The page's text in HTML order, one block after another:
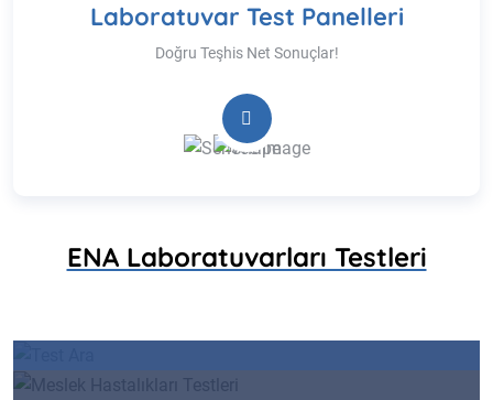
Laboratuvar Test Panelleri
Doğru Teşhis Net Sonuçlar!
ENA Laboratuvarları Testleri